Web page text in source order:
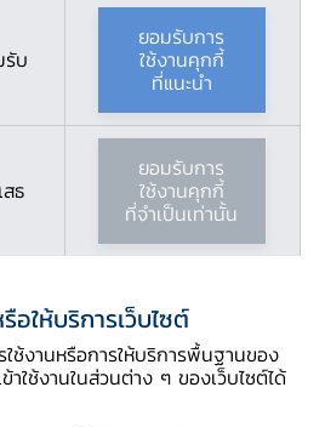
บ
ยอมรับการ
ใช้งานคุกกี้
ที่แนะนำ
ธ
ยอมรับการ
ใช้งานคุกกี้
ที่จำเป็นเท่านั้น
อให้บริการเว็บไซต์
ช้งานหรือการให้บริการพื้นฐานของ
าใช้งานในส่วนต่าง ๆ ของเว็บไซต์ได้